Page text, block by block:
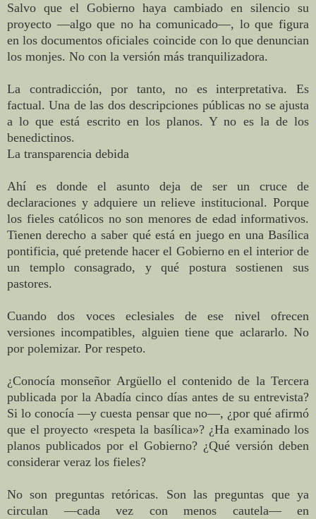
Salvo que el Gobierno haya cambiado en silencio su
proyecto —algo que no ha comunicado—, lo que figura
en los documentos oficiales coincide con lo que denuncian
los monjes. No con la versión más tranquilizadora.
La contradicción, por tanto, no es interpretativa. Es
factual. Una de las dos descripciones públicas no se ajusta
a lo que está escrito en los planos. Y no es la de los
benedictinos.
La transparencia debida
Ahí es donde el asunto deja de ser un cruce de
declaraciones y adquiere un relieve institucional. Porque
los fieles católicos no son menores de edad informativos.
Tienen derecho a saber qué está en juego en una Basílica
pontificia, qué pretende hacer el Gobierno en el interior de
un templo consagrado, y qué postura sostienen sus
pastores.
Cuando dos voces eclesiales de ese nivel ofrecen
versiones incompatibles, alguien tiene que aclararlo. No
por polemizar. Por respeto.
¿Conocía monseñor Argüello el contenido de la Tercera
publicada por la Abadía cinco días antes de su entrevista?
Si lo conocía —y cuesta pensar que no—, ¿por qué afirmó
que el proyecto «respeta la basílica»? ¿Ha examinado los
planos publicados por el Gobierno? ¿Qué versión deben
considerar veraz los fieles?
No son preguntas retóricas. Son las preguntas que ya
circulan —cada vez con menos cautela— en